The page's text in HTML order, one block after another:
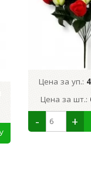
Цена за уп.:
Цена за шт.: